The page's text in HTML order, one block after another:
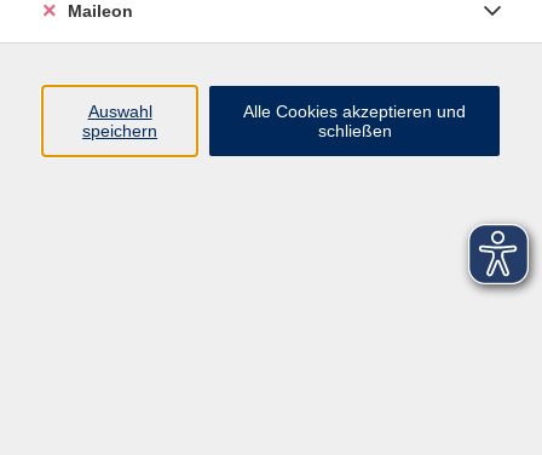
Maileon
Auswahl
speichern
Alle Cookies akzeptieren und
schließen